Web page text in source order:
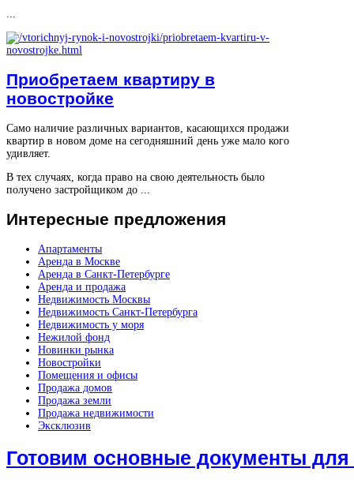
...
Приобретаем квартиру в
новостройке
Само наличие различных вариантов, касающихся продажи
квартир в новом доме на сегодняшний день уже мало кого
удивляет.
В тех случаях, когда право на свою деятельность было
получено застройщиком до ...
Интересные предложения
Апартаменты
Аренда в Москве
Аренда в Санкт-Петербурге
Аренда и продажа
Недвижимость Москвы
Недвижимость Санкт-Петербурга
Недвижимость у моря
Нежилой фонд
Новинки рынка
Новостройки
Помещения и офисы
Продажа домов
Продажа земли
Продажа недвижимости
Эксклюзив
Готовим основные документы